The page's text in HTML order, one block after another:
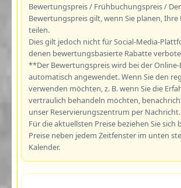
Bewertungspreis / Frühbuchungspreis / Der
Bewertungspreis gilt, wenn Sie planen, Ihre
teilen.
Dies gilt jedoch nicht für Social-Media-
denen bewertungsbasierte Rabatte
**Der Bewertungspreis wird bei der
automatisch angewendet. Wenn Sie den
verwenden möchten, z. B. wenn Sie die
vertraulich behandeln möchten,
unser Reservierungszentrum per Nachricht.
Für die aktuellsten Preise beziehen Sie sich
Preise neben jedem Zeitfenster im unten
Kalender.